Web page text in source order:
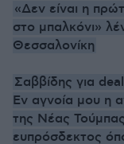
«Δεν είναι η
στο μπαλκόνι»
Θεσσαλονίκη
Σαββίδης για
Εν αγνοία μου η
της Νέας
ευπρόσδεκτος